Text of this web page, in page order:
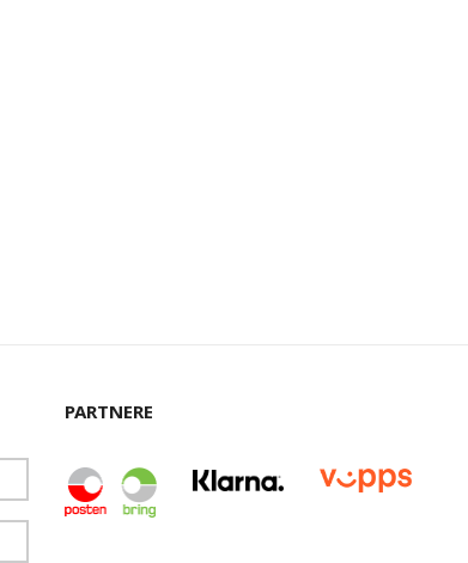
PARTNERE